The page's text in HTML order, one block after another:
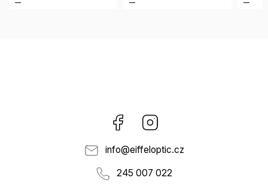
Facebook
info@eiffeloptic.cz
245 007 022